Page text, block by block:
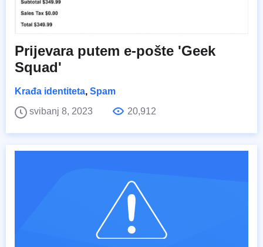
Prijevara putem e-pošte 'Geek
Squad'
Krađa identiteta, Spam
svibanj 8, 2023
20,912